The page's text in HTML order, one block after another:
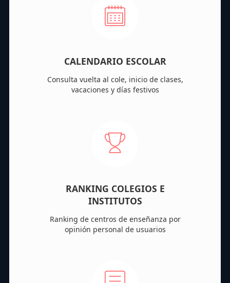
CALENDARIO ESCOLAR
Consulta vuelta al cole, inicio de clases,
vacaciones y días festivos
RANKING COLEGIOS E
INSTITUTOS
Ranking de centros de enseñanza por
opinión personal de usuarios